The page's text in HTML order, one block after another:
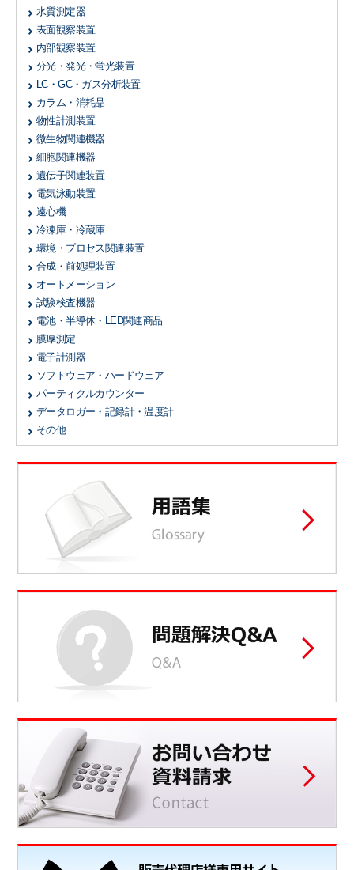
水質測定器
表面観察装置
内部観察装置
分光・発光・蛍光装置
LC・GC・ガス分析装置
カラム・消耗品
物性計測装置
微生物関連機器
細胞関連機器
遺伝子関連装置
電気泳動装置
遠心機
冷凍庫・冷蔵庫
環境・プロセス関連装置
合成・前処理装置
オートメーション
試験検査機器
電池・半導体・LED関連商品
膜厚測定
電子計測器
ソフトウェア・ハードウェア
パーティクルカウンター
データロガー・記録計・温度計
その他